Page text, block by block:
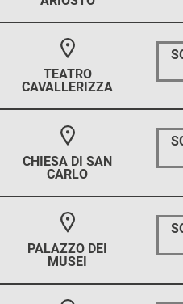
TEATRO
CAVALLERIZZA
CHIESA DI SAN
CARLO
PALAZZO DEI
MUSEI